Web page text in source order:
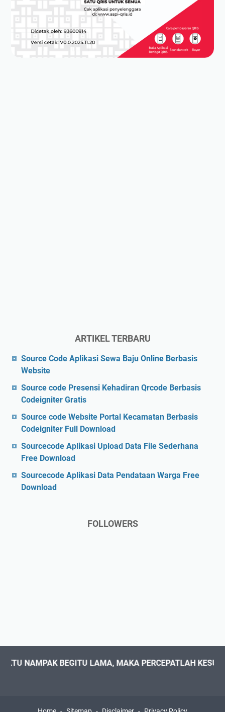
ARTIKEL TERBARU
Source Code Aplikasi Sewa Baju Online Berbasis
Website
Source code Presensi Kehadiran Qrcode Berbasis
Codeigniter Gratis
Source code Website Portal Kecamatan Berbasis
Codeigniter Full Download
Sourcecode Aplikasi Upload Data File Sederhana
Free Download
Sourcecode Aplikasi Data Pendataan Warga Free
Download
FOLLOWERS
BEGITU LAMA, MAKA PERCEPATLAH KESUKSESAN